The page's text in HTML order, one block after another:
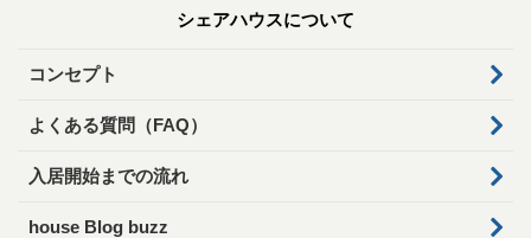
シェアハウスについて
コンセプト
よくある質問（FAQ）
入居開始までの流れ
house Blog buzz